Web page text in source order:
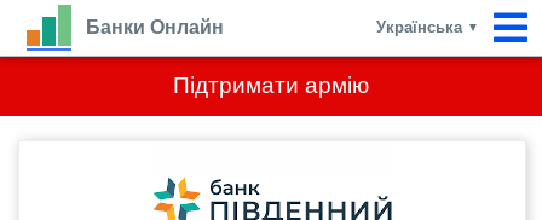
Підтримати армію
Банки Онлайн Українська ▼